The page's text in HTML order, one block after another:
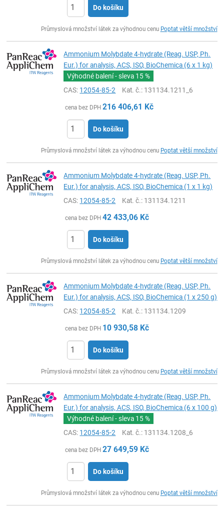
Do košíku
Průmyslová množství látek za výhodnou cenu Poptat větší množství
Ammonium Molybdate 4-hydrate (Reag. USP, Ph.
Eur.) for analysis, ACS, ISO, BioChemica (6 x 1 kg)
Výhodné balení - sleva 15 %
CAS: 12054-85-2 Kat. č.: 131134.1211_6
cena bez DPH 216 406,61 Kč
Do košíku
Průmyslová množství látek za výhodnou cenu Poptat větší množství
Ammonium Molybdate 4-hydrate (Reag. USP, Ph.
Eur.) for analysis, ACS, ISO, BioChemica (1 x 1 kg)
CAS: 12054-85-2 Kat. č.: 131134.1211
cena bez DPH 42 433,06 Kč
Do košíku
Průmyslová množství látek za výhodnou cenu Poptat větší množství
Ammonium Molybdate 4-hydrate (Reag. USP, Ph.
Eur.) for analysis, ACS, ISO, BioChemica (1 x 250 g)
CAS: 12054-85-2 Kat. č.: 131134.1209
cena bez DPH 10 930,58 Kč
Do košíku
Průmyslová množství látek za výhodnou cenu Poptat větší množství
Ammonium Molybdate 4-hydrate (Reag. USP, Ph.
Eur.) for analysis, ACS, ISO, BioChemica (6 x 100 g)
Výhodné balení - sleva 15 %
CAS: 12054-85-2 Kat. č.: 131134.1208_6
cena bez DPH 27 649,59 Kč
Do košíku
Průmyslová množství látek za výhodnou cenu Poptat větší množství